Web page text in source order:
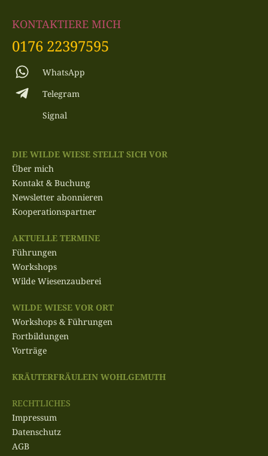
KONTAKTIERE MICH
0176 22397595
WhatsApp
Telegram
Signal
DIE WILDE WIESE STELLT SICH VOR
Über mich
Kontakt & Buchung
Newsletter abonnieren
Kooperationspartner
AKTUELLE TERMINE
Führungen
Workshops
Wilde Wiesenzauberei
WILDE WIESE VOR ORT
Workshops & Führungen
Fortbildungen
Vorträge
KRÄUTERFRÄULEIN WOHLGEMUTH
RECHTLICHES
Impressum
Datenschutz
AGB